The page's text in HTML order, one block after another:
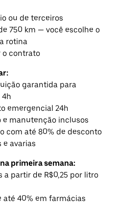
ou de terceiros
750 km — você escolhe o
rotina
o contrato
garantida para
emergencial 24h
e manutenção inclusos
com até 80% de desconto
avarias
primeira semana:
a partir de R$0,25 por litro
até 40% em farmácias